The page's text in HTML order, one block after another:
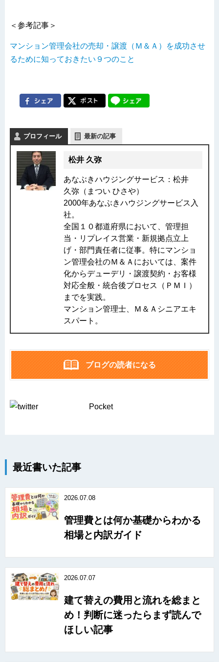
＜参考記事＞
マンション管理会社の売却・譲渡（Ｍ＆Ａ）を成功させ
るために知っておきたい９つのこと
プロフィール 最新の記事
松井 久弥
あなぶきハウジングサービス：松井
久弥（まつい ひさや）
2000年あなぶきハウジングサービス入
社。
全国１０都道府県において、管理担
当・リプレイス営業・新規拠点立上
げ・部門責任者に従事。特にマンショ
ン管理会社のＭ＆Ａにおいては、案件
化からデューデリ・譲渡契約・お客様
対応全般・統合後プロセス（ＰＭＩ）
までを実践。
マンション管理士、Ｍ＆Ａシニアエキ
スパート。
ブログの読者になる
Pocket
最近書いた記事
2026.07.08
管理費とは何か基礎からわかる
相場と内訳ガイド
2026.07.07
建て替えの費用と流れを総まと
め！判断に迷ったらまず読んで
ほしい記事